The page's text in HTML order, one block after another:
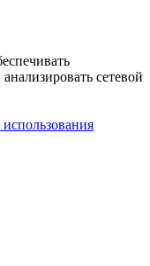
сетевой